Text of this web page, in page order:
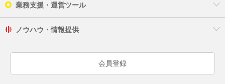
業務支援・運営ツール
ノウハウ・情報提供
会員登録